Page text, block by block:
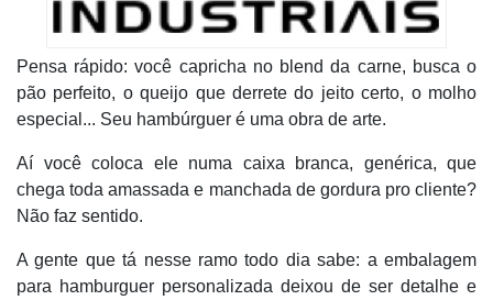
Pensa rápido: você capricha no blend da carne, busca o
pão perfeito, o queijo que derrete do jeito certo, o molho
especial... Seu hambúrguer é uma obra de arte.
Aí você coloca ele numa caixa branca, genérica, que
chega toda amassada e manchada de gordura pro cliente?
Não faz sentido.
A gente que tá nesse ramo todo dia sabe: a embalagem
para hamburguer personalizada deixou de ser detalhe e